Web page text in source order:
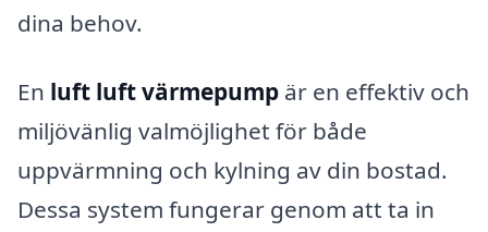
dina behov.
En luft luft värmepump är en effektiv och
miljövänlig valmöjlighet för både
uppvärmning och kylning av din bostad.
Dessa system fungerar genom att ta in